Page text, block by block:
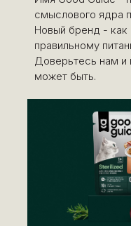
смыслового ядра
Новый бренд - как
правильному
Доверьтесь нам и
может быть.